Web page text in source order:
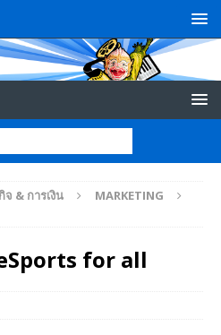
จ & การเงิน
MARKETING
for all